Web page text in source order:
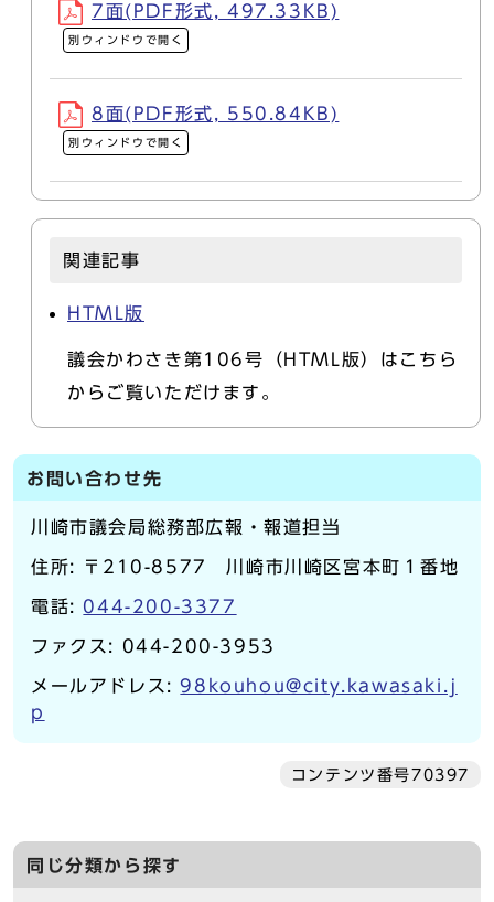
7面(PDF形式, 497.33KB)
別ウィンドウで開く
8面(PDF形式, 550.84KB)
別ウィンドウで開く
関連記事
HTML版
議会かわさき第106号（HTML版）はこちら
からご覧いただけます。
お問い合わせ先
川崎市議会局総務部広報・報道担当
住所: 〒210-8577 川崎市川崎区宮本町１番地
電話: 044-200-3377
ファクス: 044-200-3953
メールアドレス:98kouhou@city.kawasaki.j
p
コンテンツ番号70397
同じ分類から探す